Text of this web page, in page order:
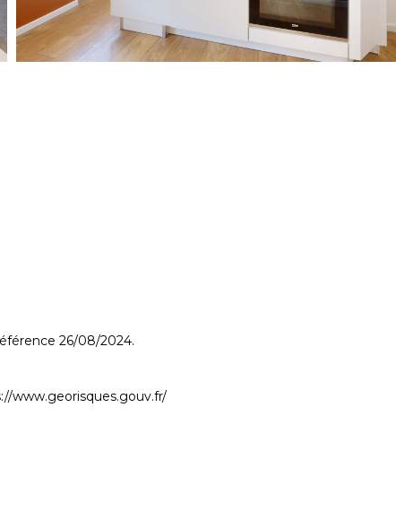
26/08/2024.
www.georisques.gouv.fr/